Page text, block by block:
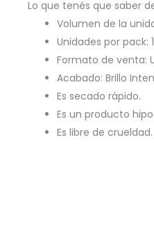
Lo que tenés que saber
Volumen de la
Unidades por pack: 1
Formato de venta:
Acabado: Brillo
Es secado rápido.
Es un producto
Es libre de crueldad.